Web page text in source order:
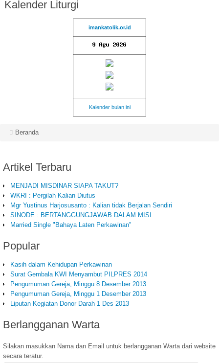
Kalender Liturgi
imankatolik.or.id
Kalender bulan ini
Beranda
Artikel Terbaru
MENJADI MISDINAR SIAPA TAKUT?
WKRI : Pergilah Kalian Diutus
Mgr Yustinus Harjosusanto : Kalian tidak Berjalan Sendiri
SINODE : BERTANGGUNGJAWAB DALAM MISI
Married Single "Bahaya Laten Perkawinan"
Popular
Kasih dalam Kehidupan Perkawinan
Surat Gembala KWI Menyambut PILPRES 2014
Pengumuman Gereja, Minggu 8 Desember 2013
Pengumuman Gereja, Minggu 1 Desember 2013
Liputan Kegiatan Donor Darah 1 Des 2013
Berlangganan Warta
Silakan masukkan Nama dan Email untuk berlangganan Warta dari website
secara teratur.